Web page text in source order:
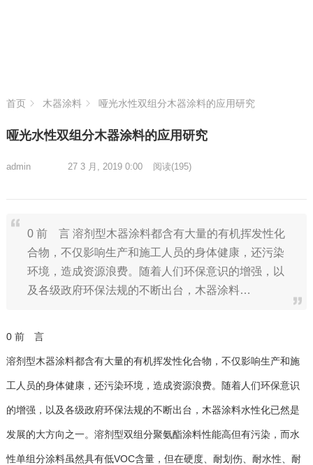
首页 木器涂料 哑光水性双组分木器涂料的应用研究
哑光水性双组分木器涂料的应用研究
admin 27 3 月, 2019 0:00 阅读(195)
0 前 言 溶剂型木器涂料都含有大量的有机挥发性化
合物，不仅影响生产和施工人员的身体健康，还污染
环境，造成资源浪费。随着人们环保意识的增强，以
及各级政府环保法规的不断出台，木器涂料…
0 前 言
溶剂型木器涂料都含有大量的有机挥发性化合物，不仅影响生产和施
工人员的身体健康，还污染环境，造成资源浪费。随着人们环保意识
的增强，以及各级政府环保法规的不断出台，木器涂料水性化已然是
发展的大方向之一。溶剂型双组分聚氨酯涂料性能高但有污染，而水
性单组分涂料虽然具有低VOC含量，但在硬度、耐划伤、耐水性、耐